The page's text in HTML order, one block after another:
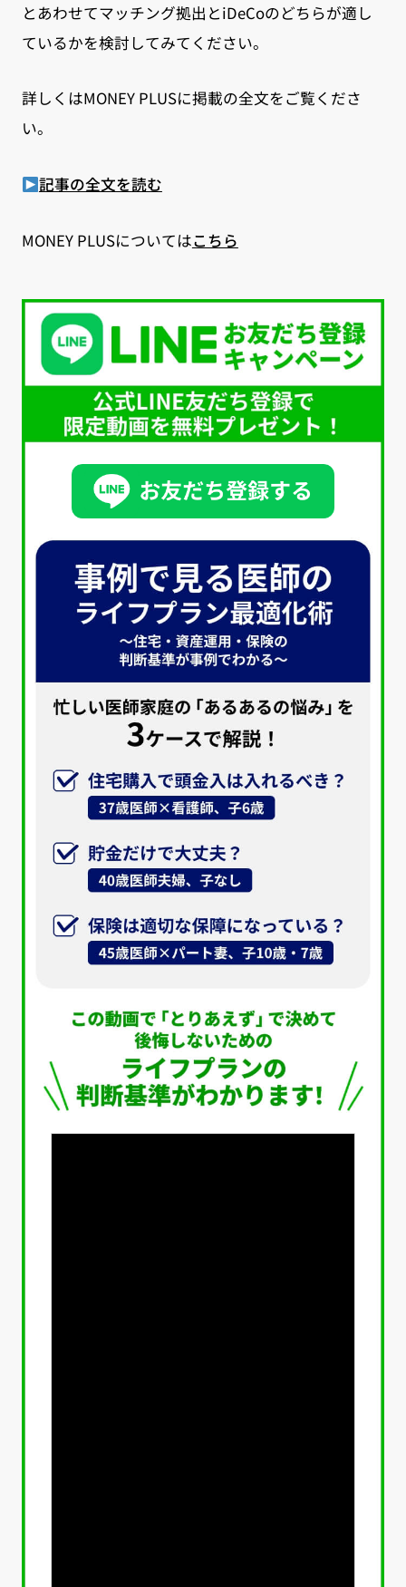
とあわせてマッチング拠出とiDeCoのどちらが適し
ているかを検討してみてください。
詳しくはMONEY PLUSに掲載の全文をご覧くださ
い。
記事の全文を読む
MONEY PLUSについてはこちら